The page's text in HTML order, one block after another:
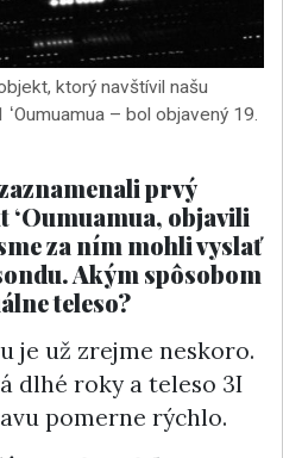
ktorý navštívil našu
ʻOumuamua – bol objavený 19.
prvý
ʻOumuamua, objavili
za ním mohli vyslať
Akým spôsobom
teleso?
je už zrejme neskoro.
dlhé roky a teleso 3I
pomerne rýchlo.